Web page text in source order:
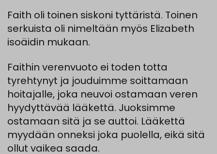
Faith oli toinen siskoni tyttäristä. Toinen
serkuista oli nimeltään myös Elizabeth
isoäidin mukaan.
Faithin verenvuoto ei toden totta
tyrehtynyt ja jouduimme soittamaan
hoitajalle, joka neuvoi ostamaan veren
hyydyttävää lääkettä. Juoksimme
ostamaan sitä ja se auttoi. Lääkettä
myydään onneksi joka puolella, eikä sitä
ollut vaikea saada.